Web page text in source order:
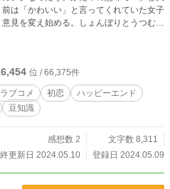
は「かわいい」と言ってくれていた女子
見を変え始める。しょんぼりとうつむい
ッ！！！」といわゆるオタクな奥村く
んの大演説。クラスのみんなはドン引き
ロにはいくつもセリフが深く突き刺さ
位 / 66,375件
ラブコメ 初恋
ハッピーエンド
豆知識
感想数 2
文字数 8,311
更新日 2024.05.10
登録日 2024.05.09